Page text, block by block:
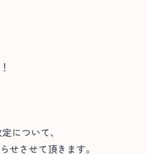
について、
せさせて頂きます。